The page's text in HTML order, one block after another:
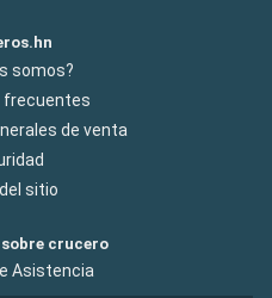
somos?
frecuentes
de venta
sitio
crucero
Asistencia